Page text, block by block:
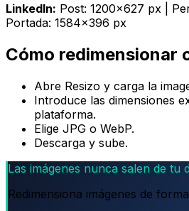
LinkedIn: Post: 1200×627 px |
Portada: 1584×396 px
Cómo redimensionar
Abre Resizo y carga la
Introduce las dimensiones
plataforma.
Elige JPG o WebP.
Descarga y sube.
Las imágenes nunca salen de tu
Redimensiona imágenes de